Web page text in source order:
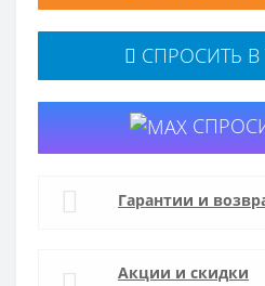
СПРОСИТЬ В
Гарантии и
Акции и скидки